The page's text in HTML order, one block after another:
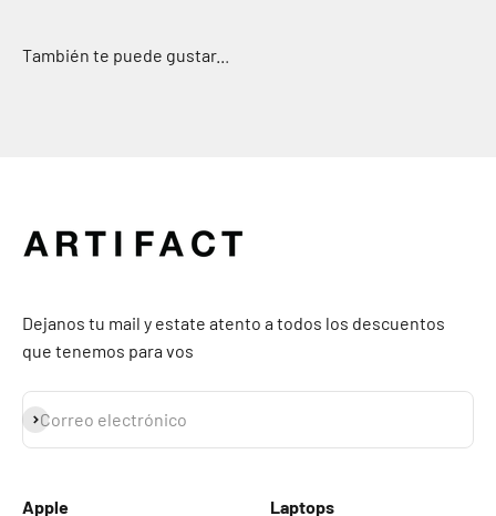
Dejanos tu mail y estate atento a todos los descuentos
que tenemos para vos
Correo electrónico
Suscribirse
Apple Laptops